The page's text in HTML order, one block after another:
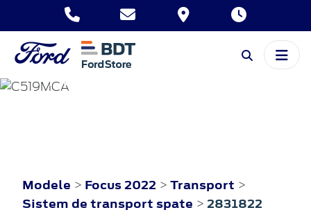
FOCUS
Modele > Focus 2022 > Transport >
Sistem de transport spate > 2831822